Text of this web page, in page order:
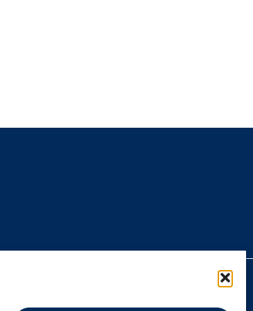
Données légales